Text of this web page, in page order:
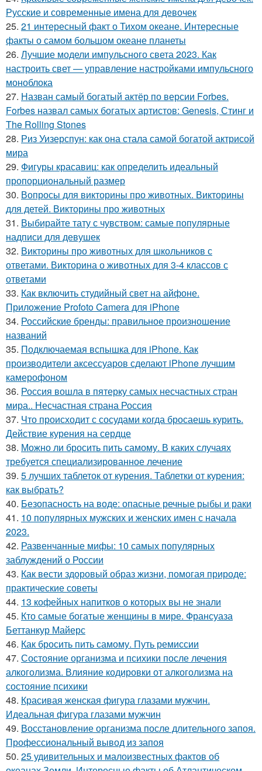
Русские и современные имена для девочек
25. 21 интересный факт о Тихом океане. Интересные
факты о самом большом океане планеты
26. Лучшие модели импульсного света 2023. Как
настроить свет — управление настройками импульсного
моноблока
27. Назван самый богатый актёр по версии Forbes.
Forbes назвал самых богатых артистов: Genesis, Стинг и
The Rolling Stones
28. Риз Уизерспун: как она стала самой богатой актрисой
мира
29. Фигуры красавиц: как определить идеальный
пропорциональный размер
30. Вопросы для викторины про животных. Викторины
для детей. Викторины про животных
31. Выбирайте тату с чувством: самые популярные
надписи для девушек
32. Викторины про животных для школьников с
ответами. Викторина о животных для 3-4 классов с
ответами
33. Как включить студийный свет на айфоне.
Приложение Profoto Camera для iPhone
34. Российские бренды: правильное произношение
названий
35. Подключаемая вспышка для iPhone. Как
производители аксессуаров сделают iPhone лучшим
камерофоном
36. Россия вошла в пятерку самых несчастных стран
мира.. Несчастная страна Россия
37. Что происходит с сосудами когда бросаешь курить.
Действие курения на сердце
38. Можно ли бросить пить самому. В каких случаях
требуется специализированное лечение
39. 5 лучших таблеток от курения. Таблетки от курения:
как выбрать?
40. Безопасность на воде: опасные речные рыбы и раки
41. 10 популярных мужских и женских имен с начала
2023.
42. Развенчанные мифы: 10 самых популярных
заблуждений о России
43. Как вести здоровый образ жизни, помогая природе:
практические советы
44. 13 кофейных напитков о которых вы не знали
45. Кто самые богатые женщины в мире. Франсуаза
Беттанкур Майерс
46. Как бросить пить самому. Путь ремиссии
47. Состояние организма и психики после лечения
алкоголизма. Влияние кодировки от алкоголизма на
состояние психики
48. Красивая женская фигура глазами мужчин.
Идеальная фигура глазами мужчин
49. Восстановление организма после длительного запоя.
Профессиональный вывод из запоя
50. 25 удивительных и малоизвестных фактов об